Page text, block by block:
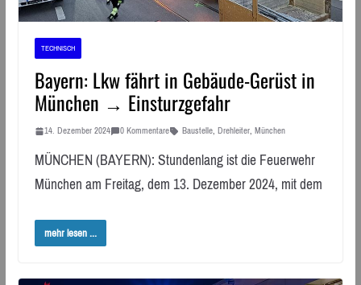
TECHNISCH
Bayern: Lkw fährt in Gebäude-Gerüst in
München → Einsturzgefahr
14. Dezember 2024 0 Kommentare Baustelle, Drehleiter, München
MÜNCHEN (BAYERN): Stundenlang ist die Feuerwehr
München am Freitag, dem 13. Dezember 2024, mit dem
mehr lesen ...